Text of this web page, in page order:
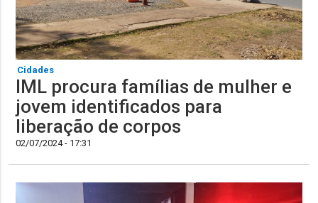
Cidades
IML procura famílias de mulher e
jovem identificados para
liberação de corpos
02/07/2024 - 17:31